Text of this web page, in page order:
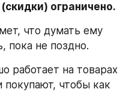
ограничено.
что думать ему
пока не поздно.
работает на товарах
покупают, чтобы как